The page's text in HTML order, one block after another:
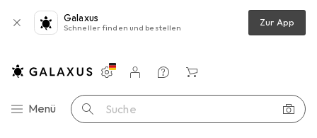
Galaxus
Schneller finden und bestellen Zur App
Navigation nach Kategorien
Menü Suche
Einstellungen
Kundenkonto
Vergleichslisten
Merklisten
Warenkorb